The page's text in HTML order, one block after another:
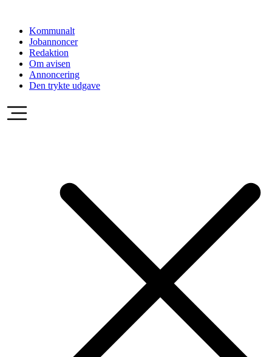
indholdKommunalt
Jobannoncer
Redaktion
Om avisen
Annoncering
Den trykte udgave